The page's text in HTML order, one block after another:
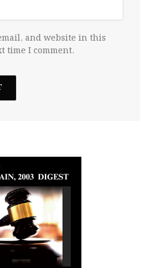
and website in this
time I comment.